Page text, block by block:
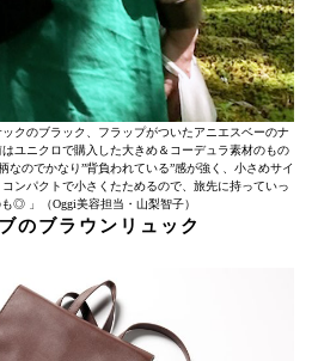
クのブラック、フラップがついたアニエスベーのナ
ユニクロで購入した大きめ＆コーデュラ素材のもの
なのでかなり”背負われている”感が強く、小さめサイ
ンパクトで小さくたためるので、旅先に持っていっ
◎ 」（Oggi美容担当・山梨智子）
のブラウンリュック